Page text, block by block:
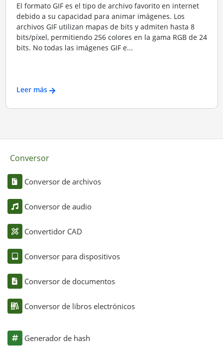
El formato GIF es el tipo de archivo favorito en internet
debido a su capacidad para animar imágenes. Los
archivos GIF utilizan mapas de bits y admiten hasta 8
bits/píxel, permitiendo 256 colores en la gama RGB de 24
bits. No todas las imágenes GIF e...
Leer más
Conversor
Conversor de archivos
Conversor de audio
Convertidor CAD
Conversor para dispositivos
Conversor de documentos
Conversor de libros electrónicos
Generador de hash